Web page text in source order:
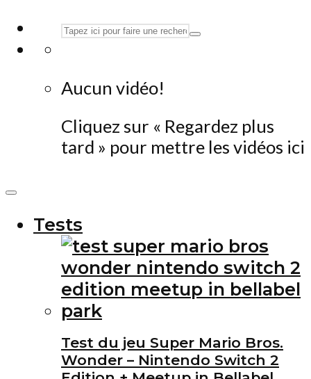
Aucun vidéo!
Cliquez sur « Regardez plus
tard » pour mettre les vidéos ici
Tests
Test du jeu Super Mario Bros.
Wonder – Nintendo Switch 2